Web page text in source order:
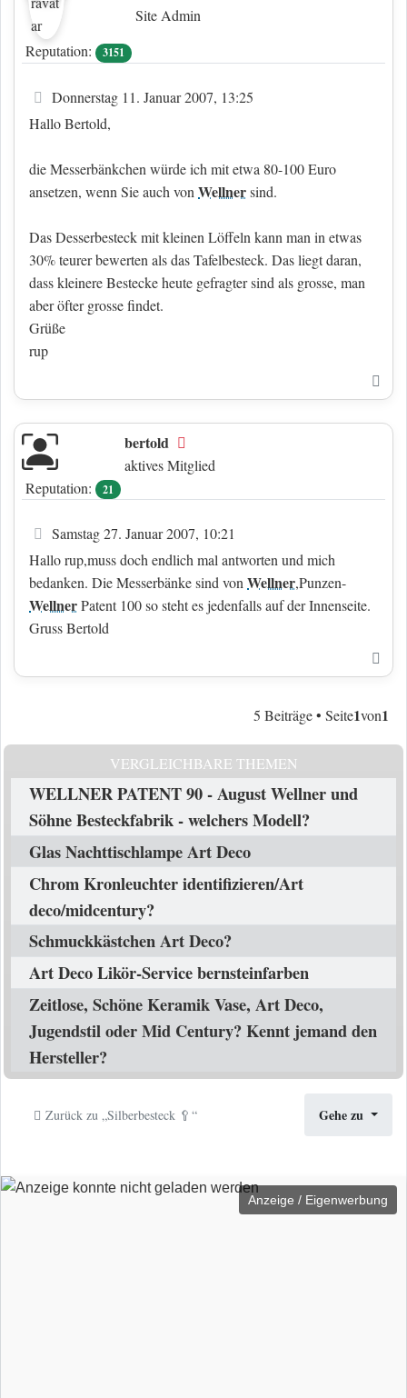
Site Admin
Reputation:
3151
Beitrag
Donnerstag 11. Januar 2007, 13:25
Hallo Bertold,
die Messerbänkchen würde ich mit etwa 80-100 Euro
ansetzen, wenn Sie auch von Wellnersind.
Das Desserbesteck mit kleinen Löffeln kann man in etwas
30% teurer bewerten als das Tafelbesteck. Das liegt daran,
dass kleinere Bestecke heute gefragter sind als grosse, man
aber öfter grosse findet.
Grüße
rup
bertold
aktives Mitglied
Reputation:
21
Beitrag
Samstag 27. Januar 2007, 10:21
Hallo rup,muss doch endlich mal antworten und mich
bedanken. Die Messerbänke sind von Wellner,Punzen-
WellnerPatent 100 so steht es jedenfalls auf der Innenseite.
Gruss Bertold
5 Beiträge • Seite1von1
VERGLEICHBARE THEMEN
WELLNER PATENT 90 - August Wellner und
Söhne Besteckfabrik - welchers Modell?
Glas Nachttischlampe Art Deco
Chrom Kronleuchter identifizieren/Art
deco/midcentury?
Schmuckkästchen Art Deco?
Art Deco Likör-Service bernsteinfarben
Zeitlose, Schöne Keramik Vase, Art Deco,
Jugendstil oder Mid Century? Kennt jemand den
Hersteller?
Zurück zu „Silberbesteck 🥄“ Gehe zu
Anzeige / Eigenwerbung